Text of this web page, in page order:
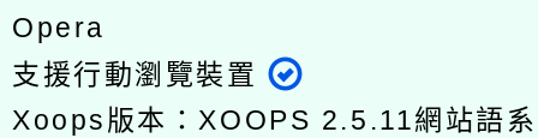
Opera
支援行動瀏覽裝置
Xoops版本： XOOPS 2.5.11網站語